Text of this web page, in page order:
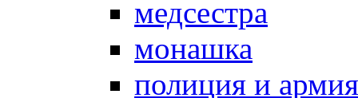
медсестра
монашка
полиция и армия